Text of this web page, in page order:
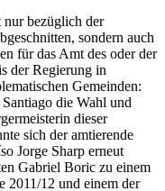
bezüglich der
sondern auch
für das Amt des oder der
der Regierung in
Gemeinden:
die Wahl und
dieser
sich der amtierende
Jorge Sharp erneut
Gabriel Boric zu einem
2011/12 und einem der